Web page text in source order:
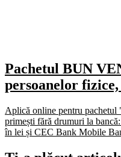
Pachetul BUN
persoanelor
Aplică online pentru
primești fără drumuri la
în lei și CEC Bank Mobile